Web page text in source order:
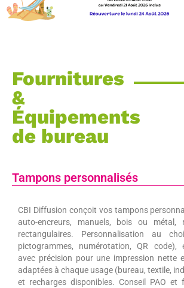
Fournitures
&
Équipements
de bureau
Tampons personnalisés
CBI Diffusion conçoit vos tampons
auto-encreurs, manuels, bois ou métal,
rectangulaires. Personnalisation au
pictogrammes, numérotation, QR code),
avec précision pour une impression nette
adaptées à chaque usage (bureau, textile,
et recharges disponibles. Conseil PAO et